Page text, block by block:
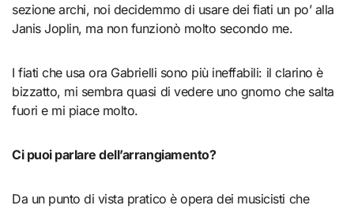
sezione archi, noi decidemmo di usare dei fiati un po’ alla
Janis Joplin, ma non funzionò molto secondo me.
I fiati che usa ora Gabrielli sono più ineffabili: il clarino è
bizzatto, mi sembra quasi di vedere uno gnomo che salta
fuori e mi piace molto.
Ci puoi parlare dell’arrangiamento?
Da un punto di vista pratico è opera dei musicisti che